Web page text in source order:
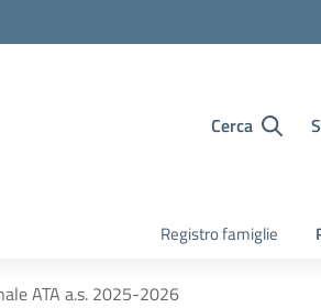
Cerca
Registro famiglie
ATA a.s. 2025-2026